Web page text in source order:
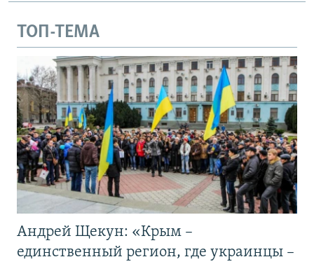
ТОП-ТЕМА
Андрей Щекун: «Крым –
единственный регион, где украинцы –